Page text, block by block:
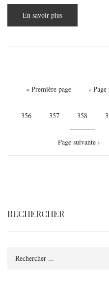
En savoir plus
compromis
Première
« Première page Page
‹
Page
356 Page
357 Page
358
Page
suivante
Page suivante ›
RECHERCHER